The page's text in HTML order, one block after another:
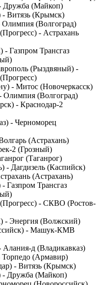
Дружба (Майкоп)
- Витязь (Крымск)
Олимпия (Волгоград)
- Астрахань
- Газпром Трансгаз
(Рыздвяный) -
- Митос (Новочеркасск)
Олимпия (Волгоград)
- Краснодар-2
- Черноморец
(Астрахань)
2 (Грозный)
(Таганрог)
- Дагдизель (Каспийск)
(Астрахань)
Газпром Трансгаз
- СКВО (Ростов-
- Энергия (Волжский)
- Машук-КМВ
Алания-д (Владикавказ)
Торпедо (Армавир)
- Витязь (Крымск)
- Дружба (Майкоп)